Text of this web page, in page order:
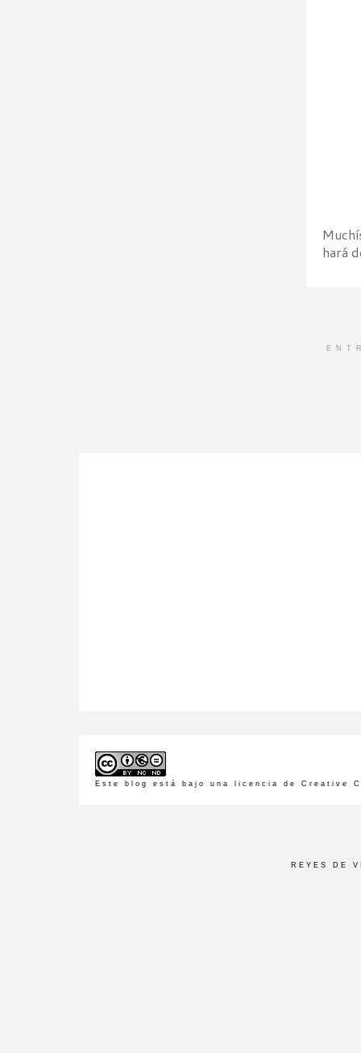
hará
Este blog está bajo una licencia de Creative
REYES DE